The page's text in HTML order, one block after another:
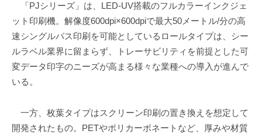
「PJシリーズ」は、LED-UV搭載のフルカラーインクジェ
ット印刷機。解像度600dpi×600dpiで最大50メートル/分の高
速シングルパス印刷を可能としているロールタイプは、シー
ルラベル業界に留まらず、トレーサビリティを前提とした可
変データ印字のニーズが高まる様々な業種への導入が進んで
いる。
一方、枚葉タイプはスクリーン印刷の置き換えを想定して
開発されたもの。PETやポリカーボネートなど、厚みや材質